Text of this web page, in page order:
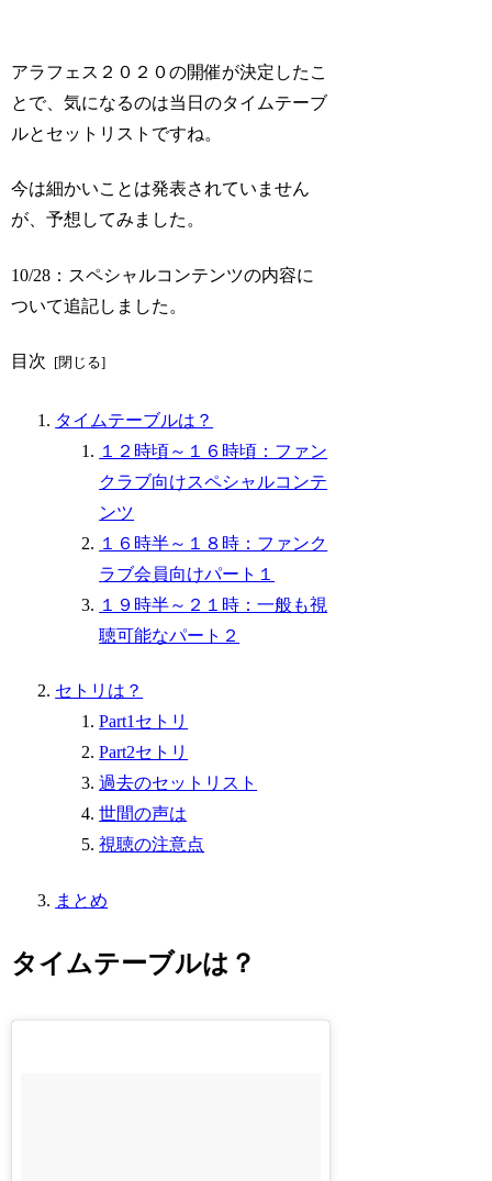
アラフェス２０２０の開催が決定したこ
とで、気になるのは当日のタイムテーブ
ルとセットリストですね。
今は細かいことは発表されていません
が、予想してみました。
10/28：スペシャルコンテンツの内容に
ついて追記しました。
目次
タイムテーブルは？
１２時頃～１６時頃：ファン
クラブ向けスペシャルコンテ
ンツ
１６時半～１８時：ファンク
ラブ会員向けパート１
１９時半～２１時：一般も視
聴可能なパート２
セトリは？
Part1セトリ
Part2セトリ
過去のセットリスト
世間の声は
視聴の注意点
まとめ
タイムテーブルは？